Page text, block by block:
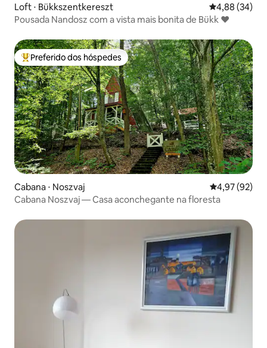
Loft ⋅ Bükkszentkereszt 4,88 de uma
4,88 (34)
Pousada Nandosz com a vista mais bonita de Bükk ❤️
Entre os melhores preferidos dos hóspedes
Preferido dos hóspedes
Cabana ⋅ Noszvaj 4,97 de uma
4,97 (92)
Cabana Noszvaj — Casa aconchegante na floresta